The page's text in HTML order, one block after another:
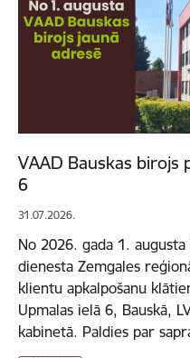
VAAD Bauskas birojs
6
31.07.2026.
No 2026. gada 1.
dienesta Zemgales
klientu apkalpošanu
Upmalas ielā 6, Bauskā,
kabinetā. Paldies par